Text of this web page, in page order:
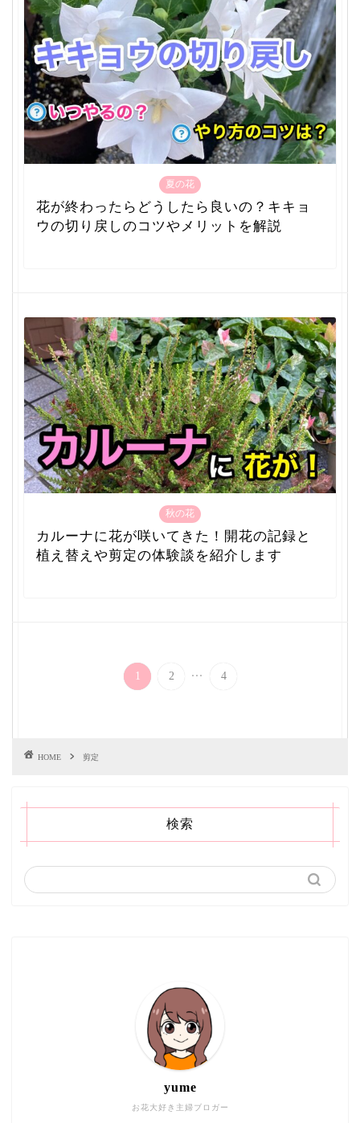
夏の花
花が終わったらどうしたら良いの？キキョ
ウの切り戻しのコツやメリットを解説
秋の花
カルーナに花が咲いてきた！開花の記録と
植え替えや剪定の体験談を紹介します
1 2 ... 4
HOME 剪定
検索
お花大好き主婦ブロガー
yume